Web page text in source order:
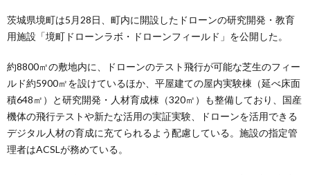
茨城県境町は5月28日、町内に開設したドローンの研究開発・教育
用施設「境町ドローンラボ・ドローンフィールド」を公開した。
約8800㎡の敷地内に、ドローンのテスト飛行が可能な芝生のフィー
ルド約5900㎡を設けているほか、平屋建ての屋内実験棟（延べ床面
積648㎡）と研究開発・人材育成棟（320㎡）も整備しており、国産
機体の飛行テストや新たな活用の実証実験、ドローンを活用できる
デジタル人材の育成に充てられるよう配慮している。施設の指定管
理者はACSLが務めている。